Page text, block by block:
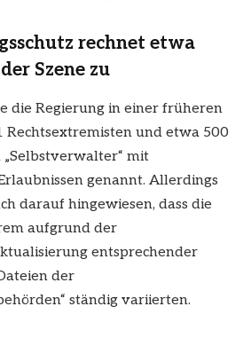
rechnet etwa
Szene zu
die Regierung in einer früheren
Rechtsextremisten und etwa 500
„Selbstverwalter“ mit
genannt. Allerdings
darauf hingewiesen, dass die
aufgrund der
entsprechender
der
ständig variierten.